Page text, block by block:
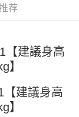
确认付款后即完成
页面所载为准。
无法说明评估内
後付手機驗證視
。
會員則會收到
荐
【建議身高
】
【建議身高
】